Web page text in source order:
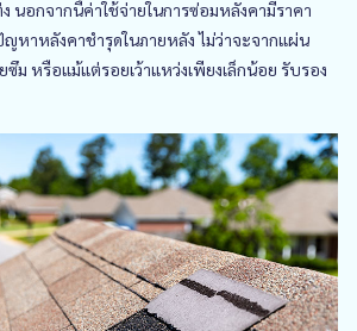
นอกจากนี้ค่าใช้จ่ายในการซ่อมหลังคามีราคา
หาหลังคาชำรุดในภายหลัง ไม่ว่าจะจากแผ่น
ม หรือแม้แต่รอยเว้าแหว่งเพียงเล็กน้อย รับรอง